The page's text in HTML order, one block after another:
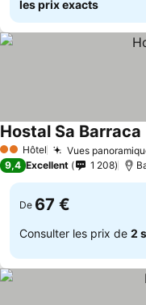
les prix exacts
2 Étoiles
Hôtel Vues
Hostal Sa Barraca
9,4 Excellent 1 208
De 67 €
Consulter les prix de 2